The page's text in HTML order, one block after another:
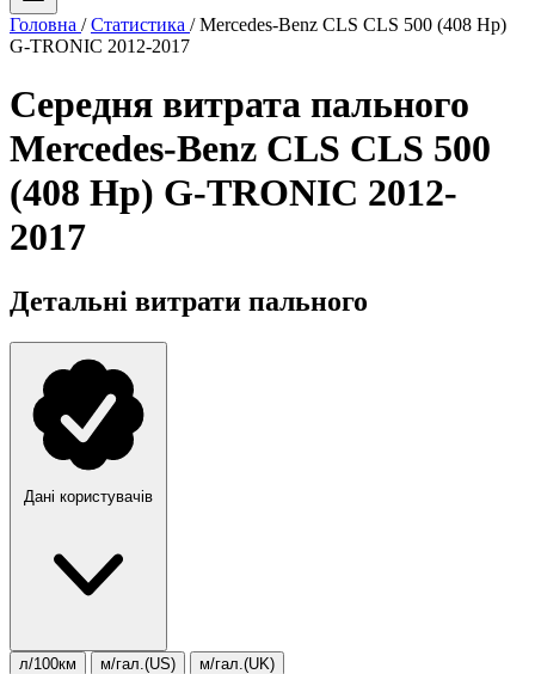
Головна / Статистика / Mercedes-Benz CLS CLS 500 (408 Hp)
G-TRONIC 2012-2017
Середня витрата пального
Mercedes-Benz CLS CLS 500
(408 Hp) G-TRONIC 2012-
2017
Детальні витрати пального
Дані користувачів
л/100км м/гал.(US) м/гал.(UK)